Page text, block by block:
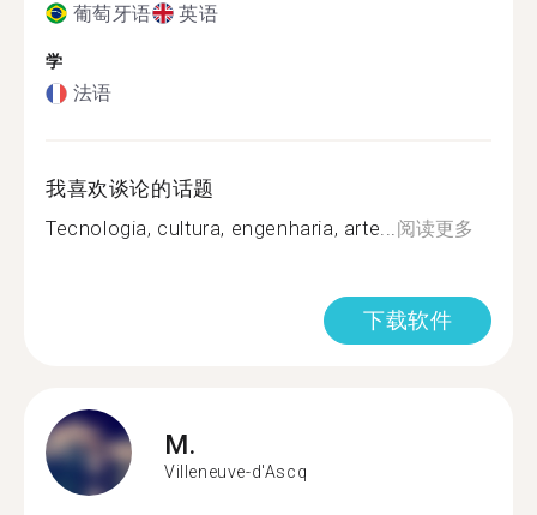
葡萄牙语 英语
学
法语
我喜欢谈论的话题
Tecnologia, cultura, engenharia, arte...阅读更多
下载软件
M.
Villeneuve-d'Ascq